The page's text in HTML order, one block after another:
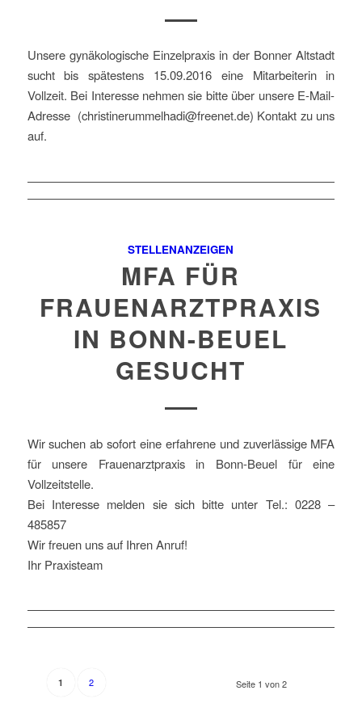
Unsere gynäkologische Einzelpraxis in der Bonner Altstadt
sucht bis spätestens 15.09.2016 eine Mitarbeiterin in
Vollzeit. Bei Interesse nehmen sie bitte über unsere E-Mail-
Adresse (christinerummelhadi@freenet.de) Kontakt zu uns
auf.
STELLENANZEIGEN
MFA FÜR
FRAUENARZTPRAXIS
IN BONN-BEUEL
GESUCHT
Wir suchen ab sofort eine erfahrene und zuverlässige MFA
für unsere Frauenarztpraxis in Bonn-Beuel für eine
Vollzeitstelle.
Bei Interesse melden sie sich bitte unter Tel.: 0228 –
485857
Wir freuen uns auf Ihren Anruf!
Ihr Praxisteam
Seite 1 von 2
1 2